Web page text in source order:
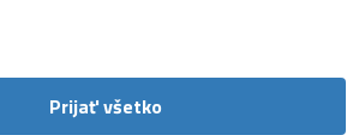
Prijať všetko